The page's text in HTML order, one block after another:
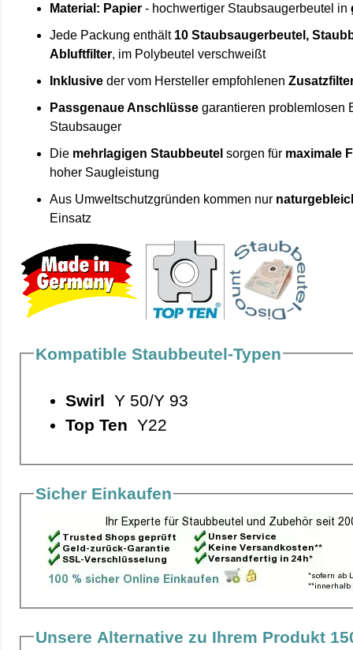
Material: Papier - hochwertiger Staubsaugerbeutel in
Jede Packung enthält 10 Staubsaugerbeutel,
Abluftfilter, im Polybeutel verschweißt
Inklusive der vom Hersteller empfohlenen
Passgenaue Anschlüsse garantieren problemlosen
Staubsauger
Die mehrlagigen Staubbeutel sorgen für maximale
hoher Saugleistung
Aus Umweltschutzgründen kommen nur
Einsatz
Kompatible Staubbeutel-Typen
Swirl Y 50/Y 93
Top Ten Y22
Sicher Einkaufen
Unsere Alternative zu Ihrem Produkt